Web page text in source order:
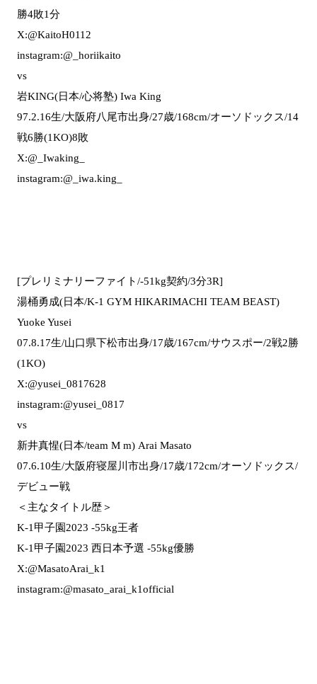
勝4敗1分
X:@KaitoH0112
instagram:@_horiikaito
vs
岩KING(日本/心将塾) Iwa King
97.2.16生/大阪府八尾市出身/27歳/168cm/オーソドックス/14
戦6勝(1KO)8敗
X:@_Iwaking_
instagram:@_iwa.king_
[プレリミナリーファイト/-51kg契約/3分3R]
湯桶勇成(日本/K-1 GYM HIKARIMACHI TEAM BEAST)
Yuoke Yusei
07.8.17生/山口県下松市出身/17歳/167cm/サウスポー/2戦2勝
(1KO)
X:@yusei_0817628
instagram:@yusei_0817
vs
新井真惺(日本/team M m) Arai Masato
07.6.10生/大阪府寝屋川市出身/17歳/172cm/オーソドックス/
デビュー戦
＜主なタイトル歴＞
K-1甲子園2023 -55kg王者
K-1甲子園2023 西日本予選 -55kg優勝
X:@MasatoArai_k1
instagram:@masato_arai_k1official